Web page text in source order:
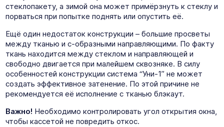
стеклопакету, а зимой она может примёрзнуть к стеклу и
порваться при попытке поднять или опустить её.
Ещё один недостаток конструкции – большие просветы
между тканью и с-образными направляющими. По факту
ткань находится между стеклом и направляющей и
свободно двигается при малейшем сквозняке. В силу
особенностей конструкции система “Уни-1” не может
создать эффективное затенение. По этой причине не
рекомендуется её исполнение с тканью блэкаут.
Важно! Необходимо контролировать угол открытия окна,
чтобы кассетой не повредить откос.